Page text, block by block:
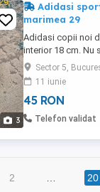
3
Adidasi
marimea 29
Adidasi copii noi
interior 18 cm. Nu
Livrez si in tara !
Sector 5,
11 iunie
45 RON
Telefon validat
2 20